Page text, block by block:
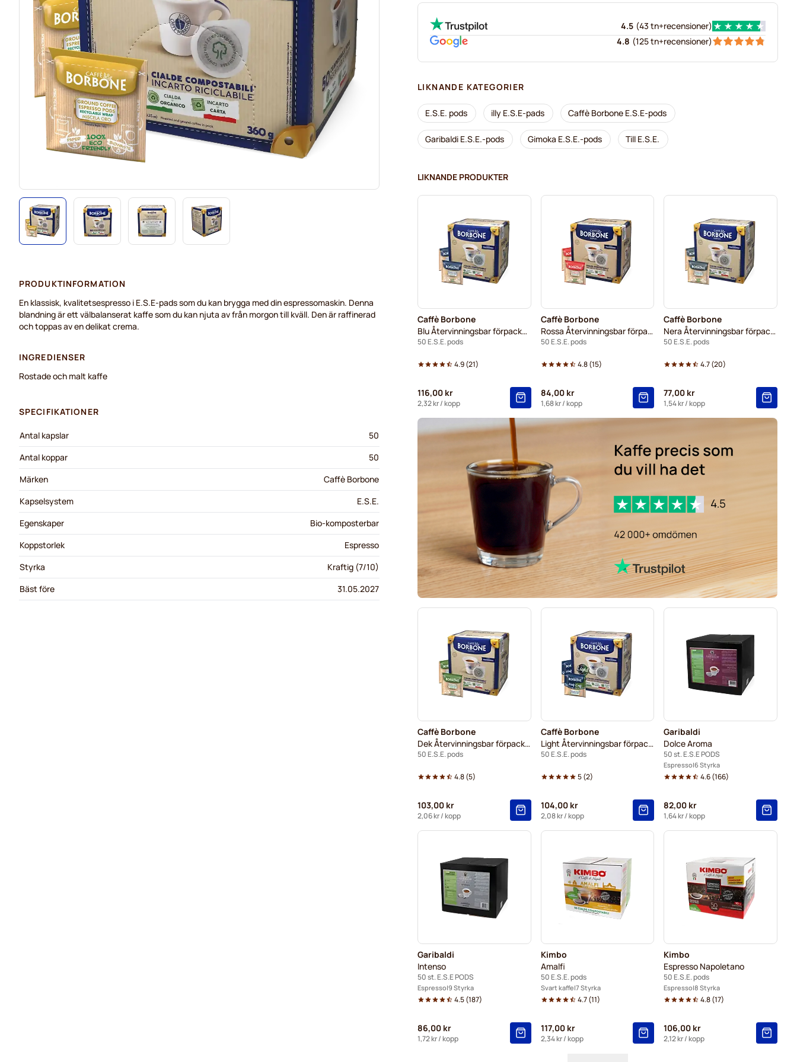
4.5 (43 tn+recensioner)
4.8 (125 tn+recensioner)
LIKNANDE KATEGORIER
E.S.E. pods illy E.S.E-pads Caffè Borbone E.S.E-pods
Garibaldi E.S.E.-pods Gimoka E.S.E.-pods Till E.S.E.
LIKNANDE PRODUKTER
Caffè Borbone
Blu Återvinningsbar förpackning
50 E.S.E. pods
4.9(21)
116,00 kr
2,32 kr/ kopp
Caffè Borbone
Rossa Återvinningsbar förpackning
50 E.S.E. pods
4.8(15)
84,00 kr
1,68 kr/ kopp
Caffè Borbone
Nera Återvinningsbar förpackning
50 E.S.E. pods
4.7(20)
77,00 kr
1,54 kr/ kopp
Caffè Borbone
Dek Återvinningsbar förpackning
50 E.S.E. pods
4.8(5)
103,00 kr
2,06 kr/ kopp
Caffè Borbone
Light Återvinningsbar förpackning
50 E.S.E. pods
5(2)
104,00 kr
2,08 kr/ kopp
Garibaldi
Dolce Aroma
50 st. E.S.E PODS
Espresso 6 Styrka
4.6(166)
82,00 kr
1,64 kr/ kopp
Garibaldi
Intenso
50 st. E.S.E PODS
Espresso 9 Styrka
4.5(187)
86,00 kr
1,72 kr/ kopp
Kimbo
Amalfi
50 E.S.E. pods
Svart kaffe 7 Styrka
4.7(11)
117,00 kr
2,34 kr/ kopp
Kimbo
Espresso Napoletano
50 E.S.E. pods
Espresso 8 Styrka
4.8(17)
106,00 kr
2,12 kr/ kopp
PRODUKTINFORMATION
En klassisk, kvalitetsespresso i E.S.E-pads som du kan brygga med din espressomaskin. Denna
blandning är ett välbalanserat kaffe som du kan njuta av från morgon till kväll. Den är raffinerad
och toppas av en delikat crema.
INGREDIENSER
Rostade och malt kaffe
SPECIFIKATIONER
Antal kapslar
50
Antal koppar
50
Märken
Caffè Borbone
Kapselsystem
E.S.E.
Egenskaper
Bio-komposterbar
Koppstorlek
Espresso
Styrka
Kraftig (7/10)
Bäst före
31.05.2027